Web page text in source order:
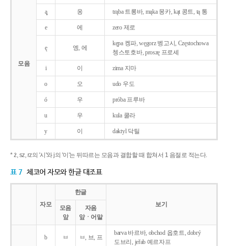
모음
ą̨ 옹 trąba 트롱바, mąka 몽카, kąt 콩트, tą 통
e 에 zero 제로
ę 엥, 에
kępa 켕파, węgorz 벵고시, Częstochowa
쳉스토호바, proszę 프로셰
i 이 zima 지마
o 오 udo 우도
ó 우 próba 프루바
u 우 kula 쿨라
y 이 daktyl 닥틸
* ż, sz, rz의 '시'와 j의 '이'는 뒤따르는 모음과 결합할 때 합쳐서 1 음절로 적는다.
표 7 체코어 자모와 한글 대조표
자모
한글
보기
모음
앞
자음
앞ㆍ어말
b ㅂ ㅂ, 브, 프
barva 바르바, obchod 옵호트, dobrý
도브리, jeřab 예르자프